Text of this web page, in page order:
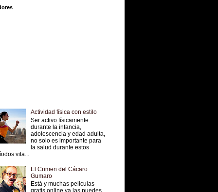
Actividad física con estilo
Ser activo físicamente
durante la infancia,
adolescencia y edad adulta,
no solo es importante para
la salud durante estos
vita...
El Crimen del Cácaro
Gumaro
Está y muchas peliculas
gratis online ya las puedes